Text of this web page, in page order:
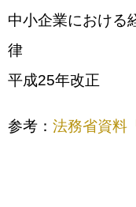
中小企業における
律
平成25年改正
参考： 法務省資料